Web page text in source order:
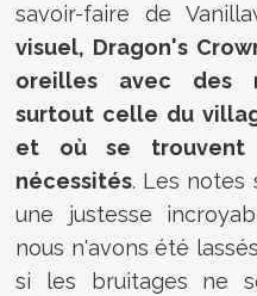
savoir-faire de
visuel, Dragon's
oreilles avec des
surtout celle du
et où se trouvent
nécessités. Les notes
une justesse
nous n'avons été
si les bruitages ne